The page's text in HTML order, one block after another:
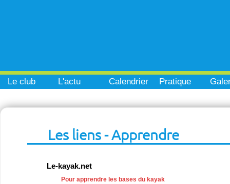
Le club L'actu Calendrier Pratique
Les liens - Apprendre
Le-kayak.net
Pour apprendre les bases du kayak